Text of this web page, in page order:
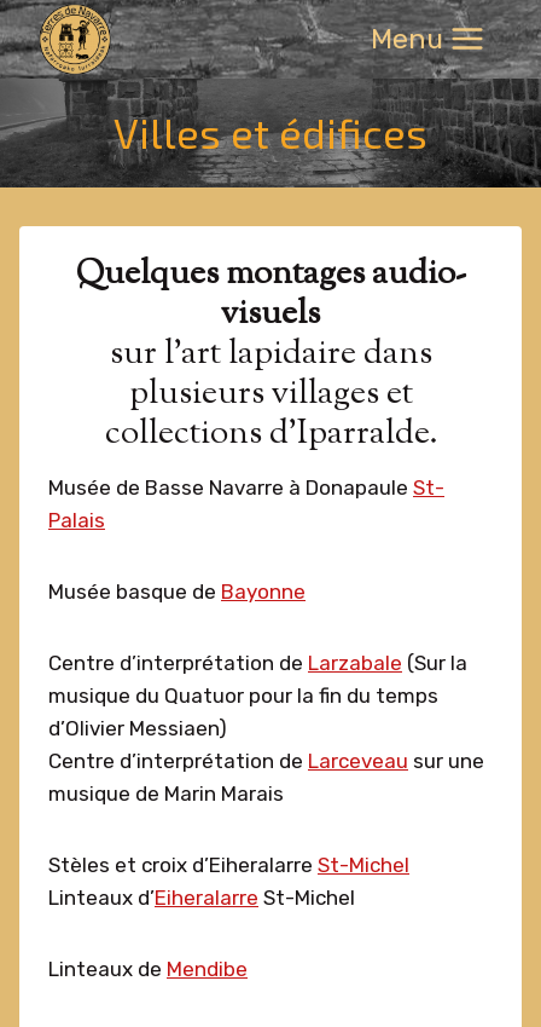
Aller
au
contenu
Menu
Villes et édifices
Quelques montages audio-
visuels
sur l’art lapidaire dans
plusieurs villages et
collections d’Iparralde.
Musée de Basse Navarre à Donapaule St-
Palais
Musée basque de Bayonne
Centre d’interprétation de Larzabale (Sur la
musique du Quatuor pour la fin du temps
d’Olivier Messiaen)
Centre d’interprétation de Larceveau sur une
musique de Marin Marais
Stèles et croix d’Eiheralarre St-Michel
Linteaux d’Eiheralarre St-Michel
Linteaux de Mendibe